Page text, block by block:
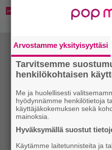
Arvostamme yksityisyyttäsi
Tarvitsemme
henkilökohtaisen
Me ja huolellisesti
hyödynnämme henkilötietoja
käyttäjäkokemuksen sekä
mainoksia.
Hyväksymällä suostut
Käytämme laitetunnisteita ja